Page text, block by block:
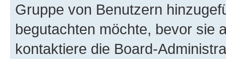
Gruppe von Benutzern
begutachten möchte, bevor sie
kontaktiere die Board-